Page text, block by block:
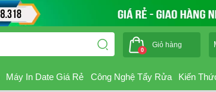
0
Giỏ hàng
Máy In Date Giá Rẻ Công Nghệ Tẩy Rửa Kiến